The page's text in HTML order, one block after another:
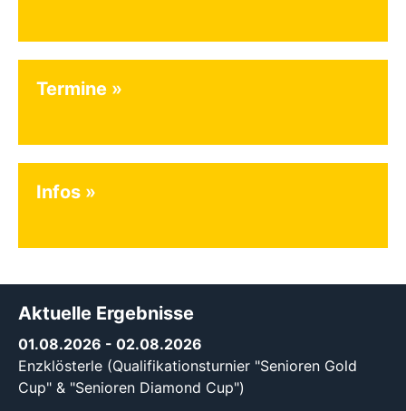
Termine
Infos
Aktuelle Ergebnisse
01.08.2026 - 02.08.2026
Enzklösterle (Qualifikationsturnier "Senioren Gold
Cup" & "Senioren Diamond Cup")